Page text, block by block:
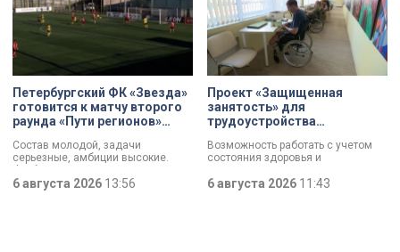
адресов сейчас — Дом
Единоверческой церкви Святого
Николая на улице Марата. Здание
XIX века, прошедшее через
несколько перестроек, сегодня
переживает второе рождение.
Жемчужина, объекта культурного
наследия — исторические часы.
Их элементы утрачены на 90%.
председателю Законодательного
Собрания Александру Бельскому.
Петербургский ФК «Звезда»
готовится к матчу второго
раунда «Пути регионов»
Состав молодой, задачи
серьезные, амбиции высокие.
Футбольная «Звезда»,
выступающая во второй Лиге Б,
готовится к матчу второго раунда
6 августа 2026 13:56
Проект «Защищенная
занятость» для
трудоустройства
инвалидностью стартовал в
Петербурге
Возможность работать с учетом
состояния здоровья и
Петербурге стартовал пилотный
проект «Защищенная занятость»
6 августа 2026 11:43